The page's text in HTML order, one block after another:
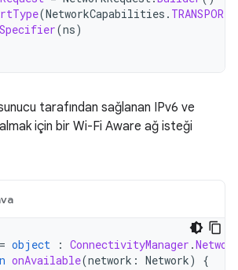
(NetworkCapabilities .
(ns)
tarafından sağlanan IPv6 ve
almak için bir Wi-Fi Aware ağ isteği
= object : ConnectivityManager .
onAvailable(network : Network)
{